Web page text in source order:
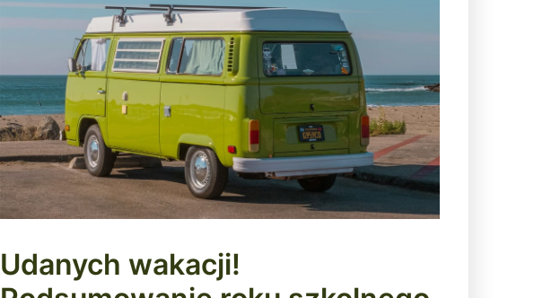
Udanych wakacji!